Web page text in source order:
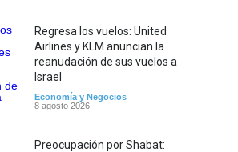
Regresa los vuelos: United
Airlines y KLM anuncian la
reanudación de sus vuelos a
Israel
Economía y Negocios
8 agosto 2026
Preocupación por Shabat: